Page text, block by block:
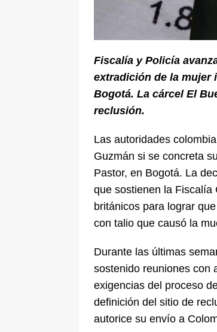
Fiscalía y Policía
extradición de la mujer
Bogotá. La cárcel El
reclusión.
Las autoridades
Guzmán si se concreta
Pastor, en Bogotá. La
que sostienen la Fiscalía
británicos para lograr
con talio que causó la
Durante las últimas
sostenido reuniones con
exigencias del proceso
definición del sitio de
autorice su envío a